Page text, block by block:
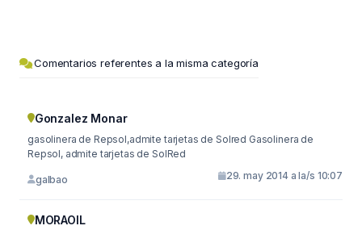
Comentarios referentes a la misma categoría
Gonzalez Monar
gasolinera de Repsol,admite tarjetas de Solred Gasolinera de
Repsol, admite tarjetas de SolRed
galbao 29. may 2014 a la/s 10:07
MORAOIL